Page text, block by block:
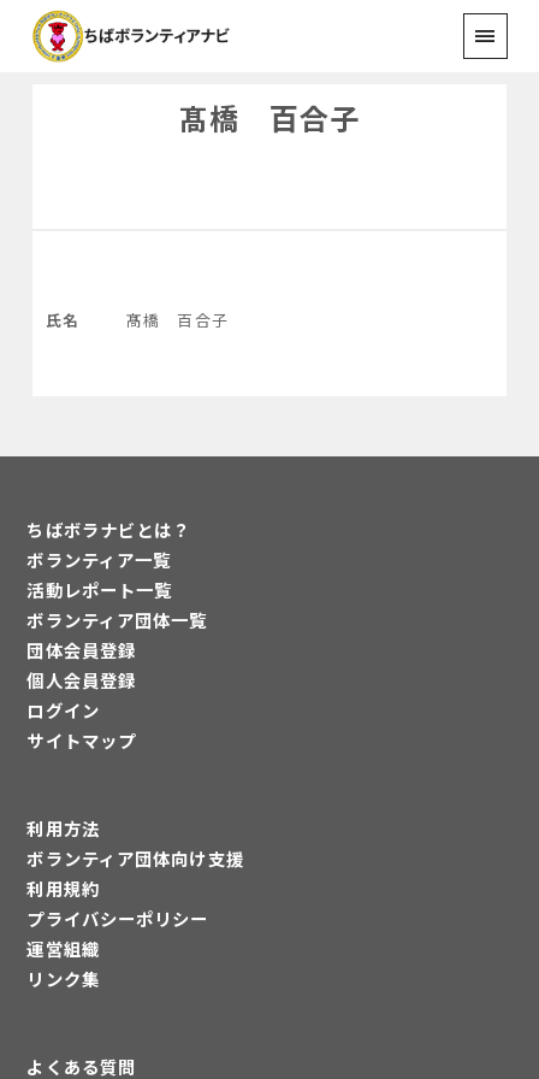
髙橋 百合子
氏名 髙橋 百合子
ちばボラナビとは？
ボランティア一覧
活動レポート一覧
ボランティア団体一覧
団体会員登録
個人会員登録
ログイン
サイトマップ
利用方法
ボランティア団体向け支援
利用規約
プライバシーポリシー
運営組織
リンク集
よくある質問